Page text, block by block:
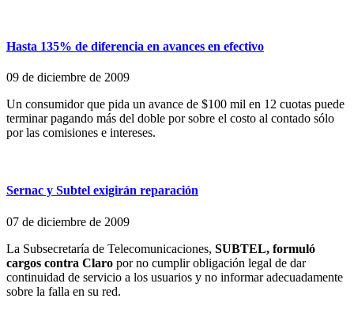
Hasta 135% de diferencia en avances en efectivo
09 de diciembre de 2009
Un consumidor que pida un avance de $100 mil en 12 cuotas puede
terminar pagando más del doble por sobre el costo al contado sólo
por las comisiones e intereses.
Sernac y Subtel exigirán reparación
07 de diciembre de 2009
La Subsecretaría de Telecomunicaciones, SUBTEL, formuló
cargos contra Claro por no cumplir obligación legal de dar
continuidad de servicio a los usuarios y no informar adecuadamente
sobre la falla en su red.